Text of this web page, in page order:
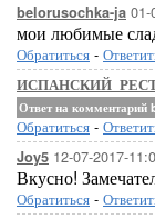
belorusochka-ja 01-
мои любимые
Обратиться -
Ответ на
Обратиться -
Joy5 12-07-2017-
Вкусно!
Обратиться -